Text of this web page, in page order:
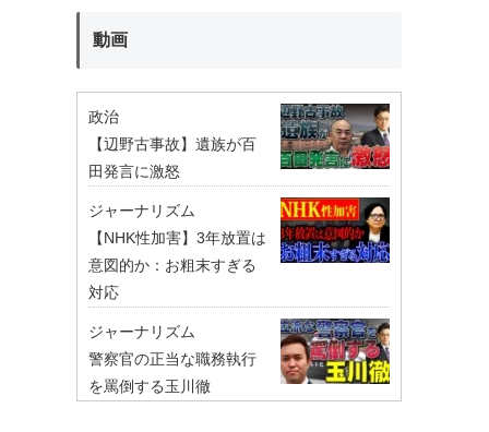
動画
政治
【辺野古事故】遺族が百
田発言に激怒
ジャーナリズム
【NHK性加害】3年放置は
意図的か：お粗末すぎる
対応
ジャーナリズム
警察官の正当な職務執行
を罵倒する玉川徹